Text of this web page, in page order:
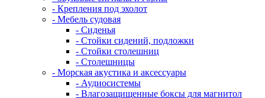
- Крепления под эхолот
- Мебель судовая
- Сиденья
- Стойки сидений, подложки
- Стойки столешниц
- Столешницы
- Морская акустика и аксессуары
- Аудиосистемы
- Влагозащищенные боксы для магнитол